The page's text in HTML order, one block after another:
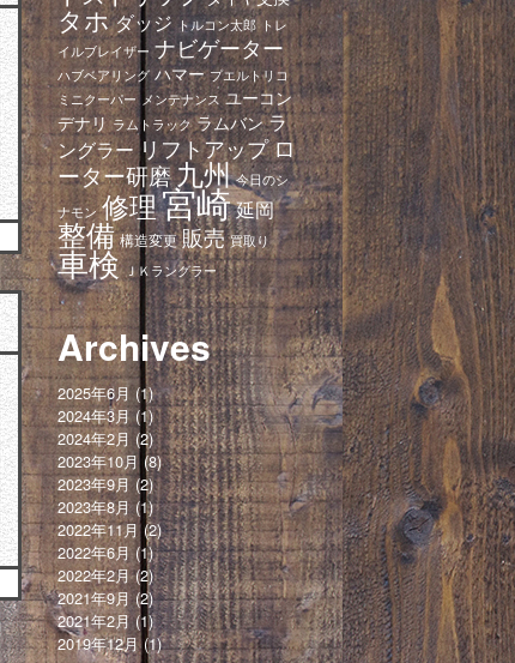
タホダッジ トルコン太郎 トレ
イルブレイザー ナビゲーター
ハブベアリング ハマー プエルトリコ
ミニクーパー メンテナンス ユーコン
デナリ ラムトラック ラムバン ラ
ングラー リフトアップロ
ーター研磨九州 今日のシ
ナモン 修理宮崎延岡
整備 構造変更 販売 買取り
車検 ＪＫラングラー
Archives
2025年6月(1)
2024年3月(1)
2024年2月 (2)
2023年10月 (8)
2023年9月(2)
2023年8月(1)
2022年11月(2)
2022年6月(1)
2022年2月(2)
2021年9月(2)
2021年2月(1)
2019年12月(1)